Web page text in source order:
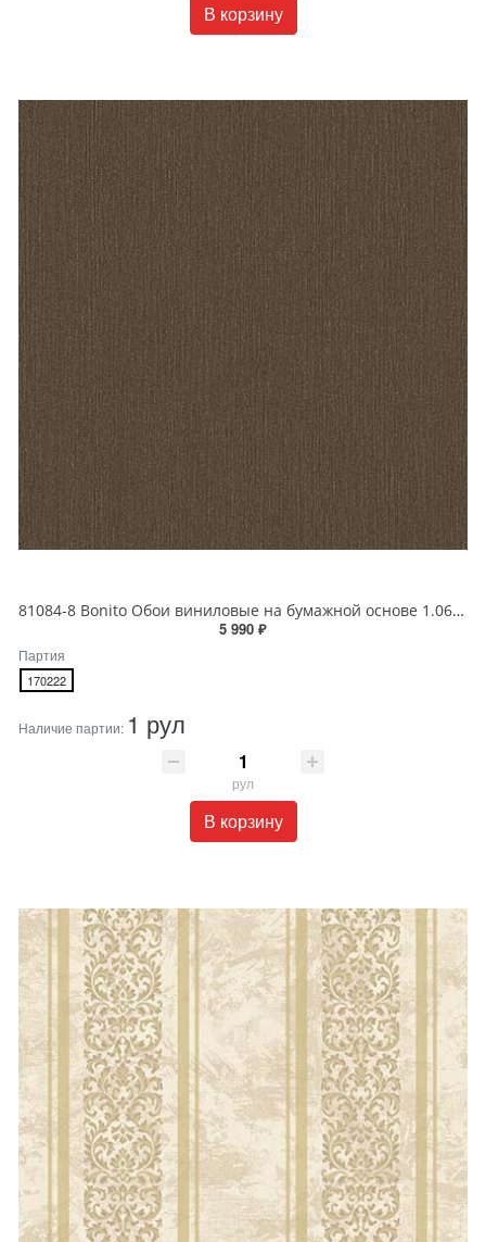
В корзину
81084-8 Bonito Обои виниловые на бумажной основе 1.06*15.5
5 990 ₽
Партия
170222
Наличие партии: 1 рул
рул
В корзину